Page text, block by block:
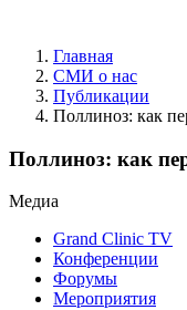
Главная
СМИ о нас
Публикации
Поллиноз: как
Поллиноз: как
Медиа
Grand Clinic TV
Конференции
Форумы
Мероприятия